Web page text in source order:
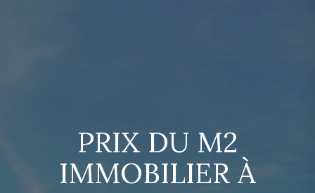
PRIX DU M2
IMMOBILIER À